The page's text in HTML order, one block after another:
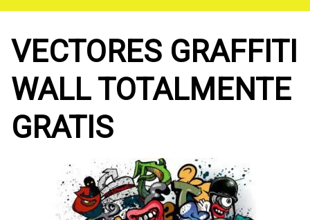
Saltar
contenido
VECTORES GRAFFITI
WALL TOTALMENTE
GRATIS